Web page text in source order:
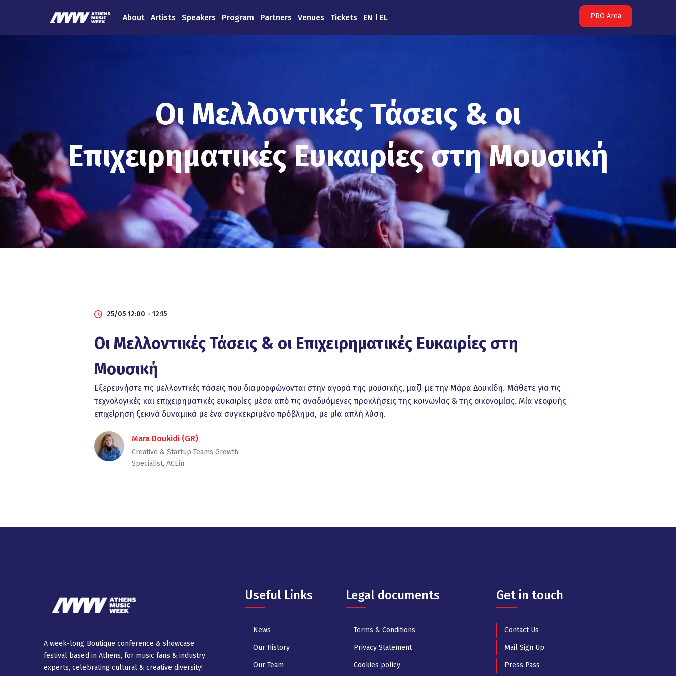
About Artists Speakers Program Partners Venues Tickets EN EL PRO Area
Οι Μελλοντικές Τάσεις & οι
Επιχειρηματικές Ευκαιρίες στη Μουσική
25/05 12:00 - 12:15
Οι Μελλοντικές Τάσεις & οι Επιχειρηματικές Ευκαιρίες στη
Μουσική
Εξερευνήστε τις μελλοντικές τάσεις που διαμορφώνονται στην αγορά της μουσικής, μαζί με την Μάρα Δουκίδη. Μάθετε για τις
τεχνολογικές και επιχειρηματικές ευκαιρίες μέσα από τις αναδυόμενες προκλήσεις της κοινωνίας & της οικονομίας. Μία νεοφυής
επιχείρηση ξεκινά δυναμικά με ένα συγκεκριμένο πρόβλημα, με μία απλή λύση.
Mara Doukidi (GR)
Creative & Startup Teams Growth
Specialist, ACEin
A week-long Βοutique conference & showcase
festival based in Athens, for music fans & industry
experts, celebrating cultural & creative diversity!
Useful Links
News
Our History
Our Team
Legal documents
Terms & Conditions
Privacy Statement
Cookies policy
Get in touch
Contact Us
Mail Sign Up
Press Pass